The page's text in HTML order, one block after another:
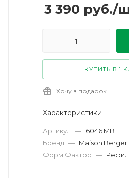
3 390 руб./
КУПИТЬ В 1
Хочу в подарок
Характеристики
Артикул — 6046 MB
Бренд — Maison Berger
Форм Фактор —